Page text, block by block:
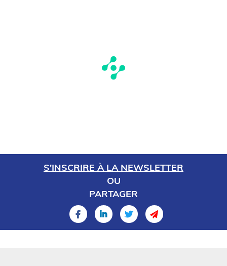
S'INSCRIRE À LA NEWSLETTER
OU
PARTAGER